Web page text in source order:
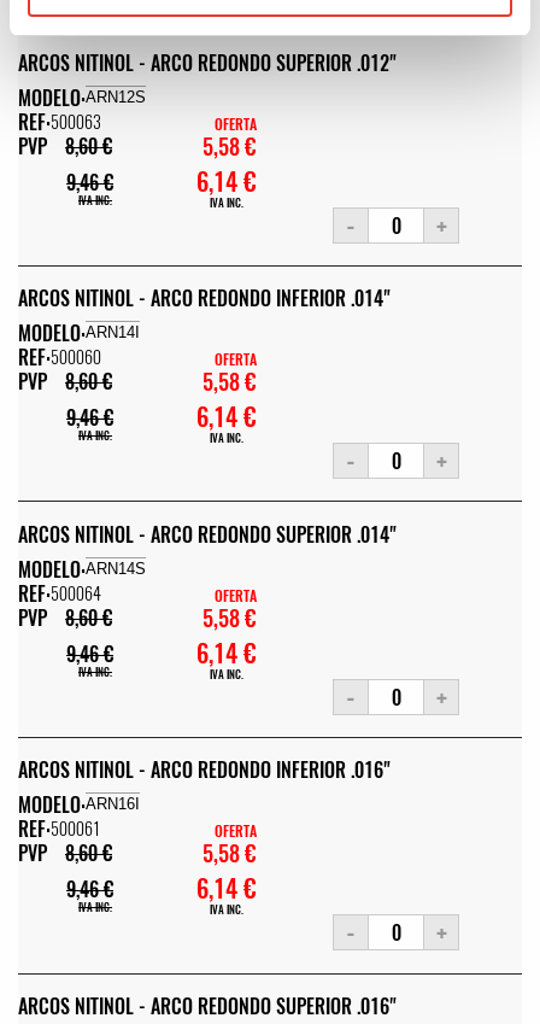
ARCOS NITINOL - ARCO REDONDO SUPERIOR .012"
MODELO:ARN12S
REF:500063
PVP
8,60 €
9,46 €
IVA INC.
OFERTA
5,58 €
6,14 €
IVA INC.
- +
ARCOS NITINOL - ARCO REDONDO INFERIOR .014"
MODELO:ARN14I
REF:500060
PVP
8,60 €
9,46 €
IVA INC.
OFERTA
5,58 €
6,14 €
IVA INC.
- +
ARCOS NITINOL - ARCO REDONDO SUPERIOR .014"
MODELO:ARN14S
REF:500064
PVP
8,60 €
9,46 €
IVA INC.
OFERTA
5,58 €
6,14 €
IVA INC.
- +
ARCOS NITINOL - ARCO REDONDO INFERIOR .016"
MODELO:ARN16I
REF:500061
PVP
8,60 €
9,46 €
IVA INC.
OFERTA
5,58 €
6,14 €
IVA INC.
- +
ARCOS NITINOL - ARCO REDONDO SUPERIOR .016"